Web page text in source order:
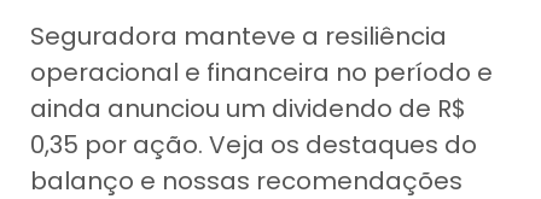
Seguradora manteve a resiliência
operacional e financeira no período e
ainda anunciou um dividendo de R$
0,35 por ação. Veja os destaques do
balanço e nossas recomendações